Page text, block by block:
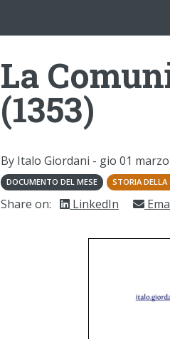
La
(1353)
By Italo Giordani - gio 01
DOCUMENTO DEL MESE STORIA
Share on: LinkedIn